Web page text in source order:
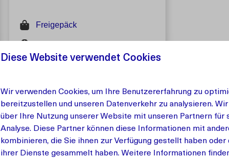
Freigepäck
Diese Website verwendet Cookies
Wir verwenden Cookies, um Ihre Benutzererfahrung zu
bereitzustellen und unseren Datenverkehr zu analysieren.
über Ihre Nutzung unserer Website mit unseren Partnern für
Analyse. Diese Partner können diese Informationen mit
kombinieren, die Sie ihnen zur Verfügung gestellt haben
ihrer Dienste gesammelt haben. Weitere Informationen